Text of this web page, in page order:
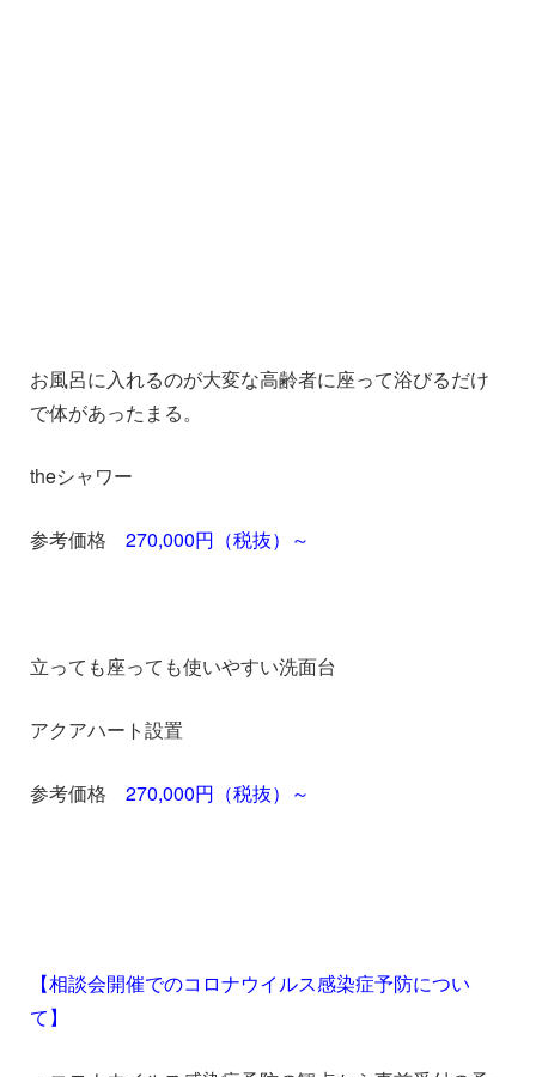
お風呂に入れるのが大変な高齢者に座って浴びるだけ
で体があったまる。
theシャワー
参考価格 270,000円（税抜）～
立っても座っても使いやすい洗面台
アクアハート設置
参考価格 270,000円（税抜）～
【相談会開催でのコロナウイルス感染症予防につい
て】